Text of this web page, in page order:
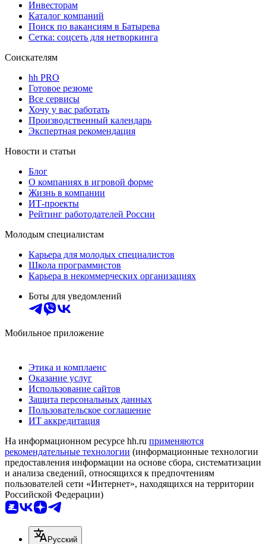
Инвесторам
Каталог компаний
Поиск по вакансиям в Батырева
Сетка: соцсеть для нетворкинга
Соискателям
hh PRO
Готовое резюме
Все сервисы
Хочу у вас работать
Производственный календарь
Экспертная рекомендация
Новости и статьи
Блог
О компаниях в игровой форме
Жизнь в компании
ИТ-проекты
Рейтинг работодателей России
Молодым специалистам
Карьера для молодых специалистов
Школа программистов
Карьера в некоммерческих организациях
Боты для уведомлений
Мобильное приложение
Этика и комплаенс
Оказание услуг
Использование сайтов
Защита персональных данных
Пользовательское соглашение
ИТ аккредитация
На информационном ресурсе hh.ru применяются
рекомендательные технологии (информационные технологии
предоставления информации на основе сбора, систематизации
и анализа сведений, относящихся к предпочтениям
пользователей сети «Интернет», находящихся на территории
Российской Федерации)
Русский